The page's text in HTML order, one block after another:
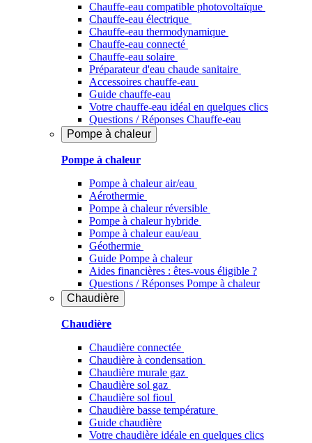
Chauffe-eau compatible photovoltaïque
Chauffe-eau électrique
Chauffe-eau thermodynamique
Chauffe-eau connecté
Chauffe-eau solaire
Préparateur d'eau chaude sanitaire
Accessoires chauffe-eau
Guide chauffe-eau
Votre chauffe-eau idéal en quelques clics
Questions / Réponses Chauffe-eau
Pompe à chaleur
Pompe à chaleur
Pompe à chaleur air/eau
Aérothermie
Pompe à chaleur réversible
Pompe à chaleur hybride
Pompe à chaleur​ eau/eau
Géothermie
Guide Pompe à chaleur
Aides financières : êtes-vous éligible ?
Questions / Réponses Pompe à chaleur
Chaudière
Chaudière
Chaudière connectée
Chaudière à condensation
Chaudière murale gaz
Chaudière sol gaz
Chaudière sol fioul
Chaudière basse température
Guide chaudière
Votre chaudière idéale en quelques clics